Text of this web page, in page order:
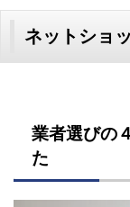
ネットショ
業者選びの
た